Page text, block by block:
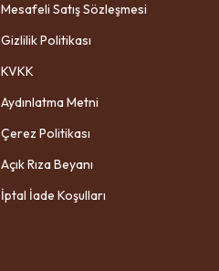
Mesafeli Satış Sözleşmesi
Gizlilik Politikası
KVKK
Aydınlatma Metni
Çerez Politikası
Açık Rıza Beyanı
İptal İade Koşulları